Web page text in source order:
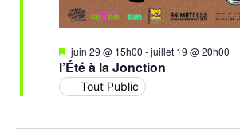
l’Été à la Jonction
Mis
en
avant
juin 29 @ 15h00 -juillet 19 @ 20h00
Tout Public